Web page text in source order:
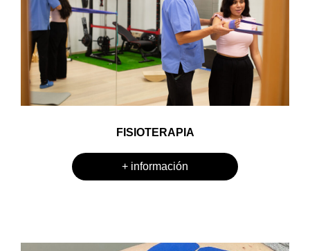
FISIOTERAPIA
+ información